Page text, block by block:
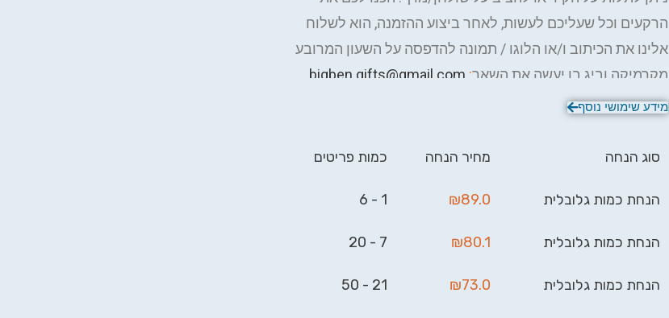
הרקעים וכל שעליכם לעשות, לאחר ביצוע ההזמנה, הוא לשלוח
אלינו את הכיתוב ו/או הלוגו / תמונה להדפסה על השעון המרובע
מקרמיקה וביג בן יעשה את השאר:
bigben.gifts@gmail.com
מידע שימושי נוסף
סוג הנחה מחיר הנחה כמות פריטים
הנחת כמות גלובלית ₪89.0
1 - 6
הנחת כמות גלובלית ₪80.1
7 - 20
הנחת כמות גלובלית ₪73.0
21 - 50